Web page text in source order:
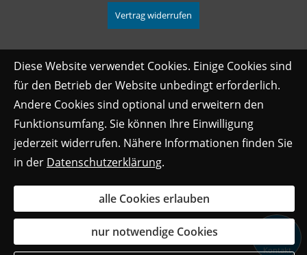
Kontakt
Vertrag widerrufen
Diese Website verwendet Cookies. Einige Cookies sind
für den Betrieb der Website unbedingt erforderlich.
Andere Cookies sind optional und erweitern den
Funktionsumfang. Sie können Ihre Einwilligung
jederzeit widerrufen. Nähere Informationen finden Sie
in der Datenschutzerklärung.
alle Cookies erlauben
nur notwendige Cookies